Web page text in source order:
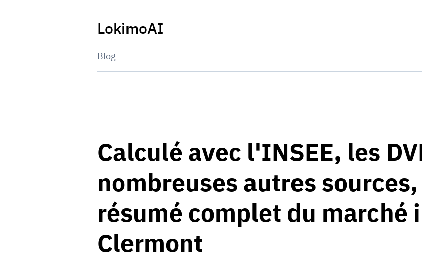
LokimoAI
Blog
Calculé avec l'INSEE, les
nombreuses autres
résumé complet du marché
Clermont